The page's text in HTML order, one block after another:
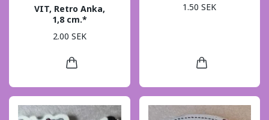
VIT, Retro Anka,
1,8 cm.*
2.00 SEK
1.50 SEK